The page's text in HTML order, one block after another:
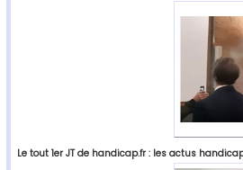
Le tout 1er JT de handicap.fr : les actus